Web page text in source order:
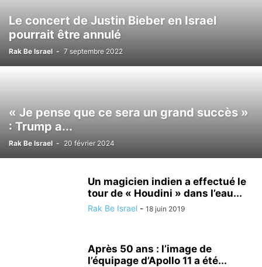
Le concert de Justin Bieber en Israel
pourrait être annulé
Rak Be Israel - 7 septembre 2022
« Je pense que ce sera un grand succès »
: Trump a...
Rak Be Israel - 20 février 2024
Un magicien indien a effectué le
tour de « Houdini » dans l’eau...
Rak Be Israel - 18 juin 2019
Après 50 ans : l’image de
l’équipage d’Apollo 11 a été...